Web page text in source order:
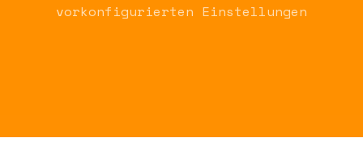
vorkonfigurierten Einstellungen